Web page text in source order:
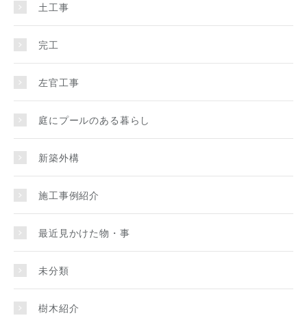
土工事
完工
左官工事
庭にプールのある暮らし
新築外構
施工事例紹介
最近見かけた物・事
未分類
樹木紹介